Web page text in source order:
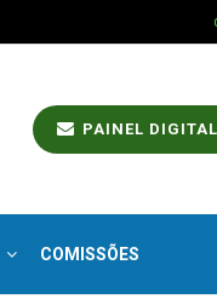
PAINEL DIGITAL
COMISSÕES